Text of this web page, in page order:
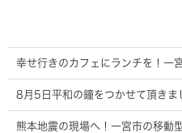
幸せ行きのカフェにランチを！一
8月5日平和の鐘をつかせて頂きま
熊本地震の現場へ！一宮市の移動